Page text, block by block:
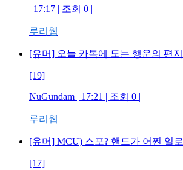
| 17:17 | 조회 0 |
루리웹
[유머] 오늘 카톡에 도는 행운의 편지
[19]
NuGundam | 17:21 | 조회 0 |
루리웹
[유머] MCU) 스포? 핸드가 어쩐 일로
[17]